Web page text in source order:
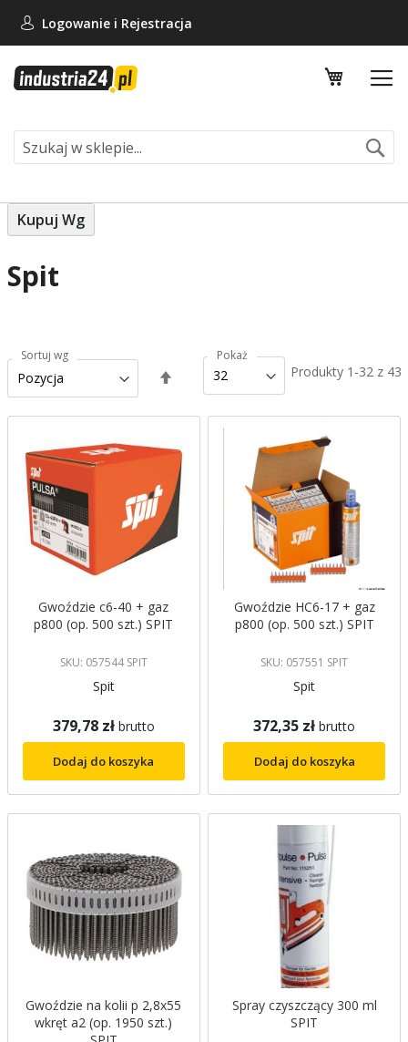
Logowanie i Rejestracja
Mój
Spit
Produkty 1 -32z 43
Sortuj wg
kierunek
malejący
Pokaż
Gwoździe c6-40 + gaz
p800 (op. 500 szt.) SPIT
SKU: 057544 SPIT
Spit
379,78 zł brutto
Dodaj do koszyka
Gwoździe HC6-17 + gaz
p800 (op. 500 szt.) SPIT
SKU: 057551 SPIT
Spit
372,35 zł brutto
Dodaj do koszyka
Gwoździe na kolii p 2,8x55
wkręt a2 (op. 1950 szt.)
Spray czyszczący 300 ml
SPIT
Kupuj Wg